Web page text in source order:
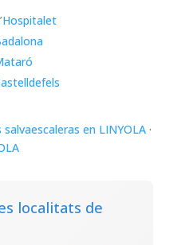
salvaescaleras en LINYOLA·
localitats de